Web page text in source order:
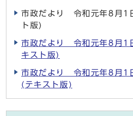
市政だより 令和元年8月
ト版)
市政だより 令和元年8月
キスト版)
市政だより 令和元年8月
(テキスト版)